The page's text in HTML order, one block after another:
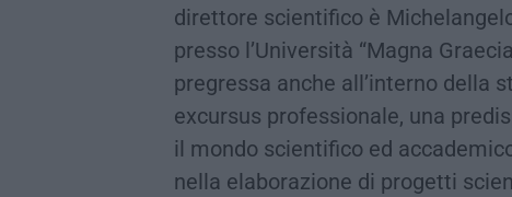
direttore scientifico è
presso l’Università “Magna
pregressa anche all’interno della
excursus professionale, una
il mondo scientifico ed
nella elaborazione di progetti